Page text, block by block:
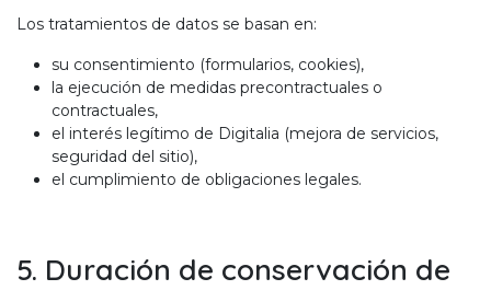
Los tratamientos de datos se basan en:
su consentimiento (formularios, cookies),
la ejecución de medidas precontractuales o
contractuales,
el interés legítimo de Digitalia (mejora de servicios,
seguridad del sitio),
el cumplimiento de obligaciones legales.
5. Duración de conservación de